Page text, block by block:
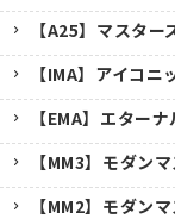
キャン
【A25】マスタ
【IMA】アイコニ
【EMA】エター
【MM3】モダン
【MM2】モダン